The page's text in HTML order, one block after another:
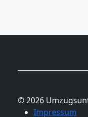
© 2026
Impressum